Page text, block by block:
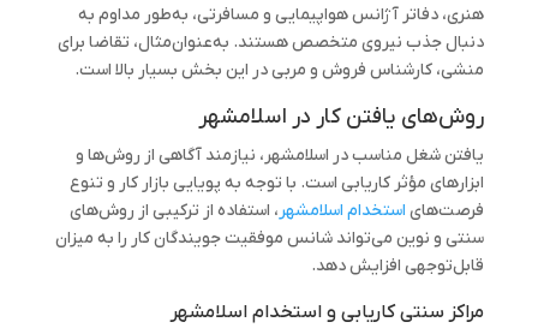
هنری، دفاتر آژانس‌ هواپیمایی و مسافرتی، به‌طور مداوم به
دنبال جذب نیروی متخصص هستند. به‌عنوان‌مثال، تقاضا برای
منشی، کارشناس فروش و مربی در این بخش بسیار بالا است.
روش‌های یافتن کار در اسلامشهر
یافتن شغل مناسب در اسلامشهر، نیازمند آگاهی از روش‌ها و
ابزارهای مؤثر کاریابی است. با توجه به پویایی بازار کار و تنوع
فرصت‌های استخدام اسلامشهر، استفاده از ترکیبی از روش‌های
سنتی و نوین می‌تواند شانس موفقیت جویندگان کار را به میزان
قابل‌توجهی افزایش دهد.
مراکز سنتی کاریابی و استخدام اسلامشهر